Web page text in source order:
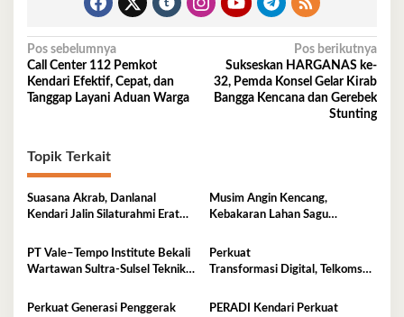
Navigasi
pos
Pos sebelumnya
Call Center 112 Pemkot
Kendari Efektif, Cepat, dan
Tanggap Layani Aduan Warga
Pos berikutnya
Sukseskan HARGANAS ke-
32, Pemda Konsel Gelar Kirab
Bangga Kencana dan Gerebek
Stunting
Topik Terkait
Suasana Akrab, Danlanal
Kendari Jalin Silaturahmi Erat
Musim Angin Kencang,
Kebakaran Lahan Sagu
Fadil Indah
PT Vale–Tempo Institute Bekali
Wartawan Sultra-Sulsel Teknik
Perkuat
Transformasi Digital, Telkomsel
Kota Kendari
Perkuat Generasi Penggerak
PERADI Kendari Perkuat